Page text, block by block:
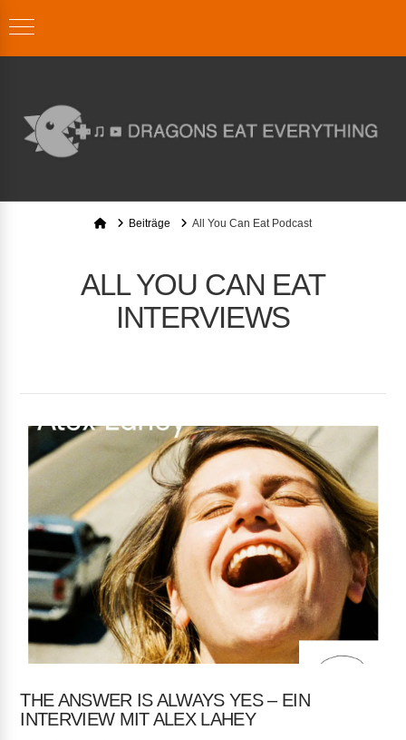
HomeBeiträge All You Can Eat Podcast
ALL YOU CAN EAT
INTERVIEWS
THE ANSWER IS ALWAYS YES – EIN
INTERVIEW MIT ALEX LAHEY